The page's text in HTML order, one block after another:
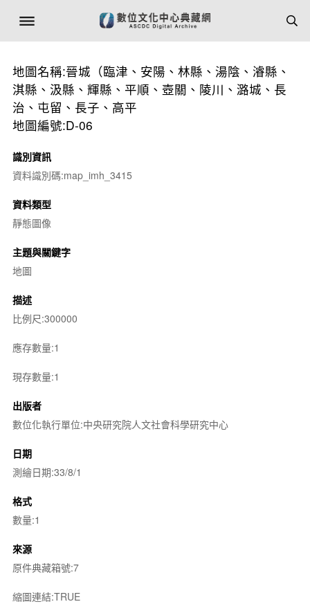
地圖名稱:晉城（臨津、安陽、林縣、湯陰、濬縣、
淇縣、汲縣、輝縣、平順、壺關、陵川、潞城、長
治、屯留、長子、高平
地圖編號:D-06
識別資訊
資料識別碼:map_imh_3415
資料類型
靜態圖像
主題與關鍵字
地圖
描述
比例尺:300000
應存數量:1
現存數量:1
出版者
數位化執行單位:中央研究院人文社會科學研究中心
日期
測繪日期:33/8/1
格式
數量:1
來源
原件典藏箱號:7
縮圖連結:TRUE